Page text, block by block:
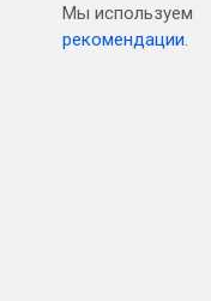
Мы используем
рекомендации.